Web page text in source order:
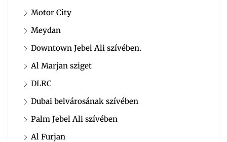
Motor City
Meydan
Downtown Jebel Ali szívében.
Al Marjan sziget
DLRC
Dubai belvárosának szívében
Palm Jebel Ali szívében
Al Furjan